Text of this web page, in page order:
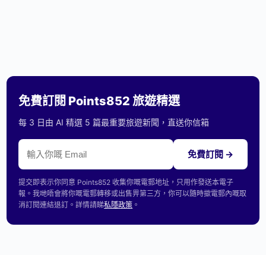
免費訂閱 Points852 旅遊精選
每 3 日由 AI 精選 5 篇最重要旅遊新聞，直送你信箱
免費訂閱 →
提交即表示你同意 Points852 收集你嘅電郵地址，只用作發送本電子
報。我哋唔會將你嘅電郵轉移或出售畀第三方，你可以隨時撳電郵內嘅取
消訂閱連結退訂。詳情請睇私隱政策 。